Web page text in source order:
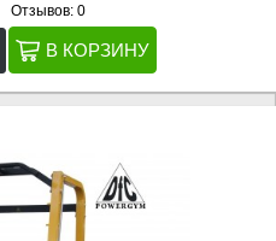
Отзывов: 0